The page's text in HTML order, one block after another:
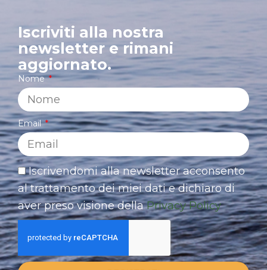
Iscriviti alla nostra
newsletter e rimani
aggiornato.
Nome
Email
Iscrivendomi alla newsletter acconsento
al trattamento dei miei dati e dichiaro di
aver preso visione dellaPrivacy Policy